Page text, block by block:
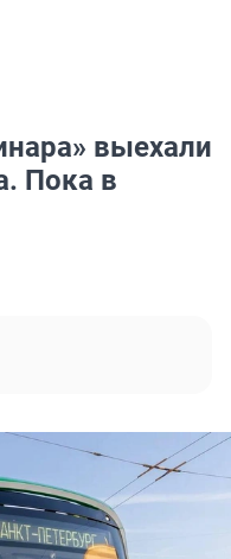
выехали
Пока в